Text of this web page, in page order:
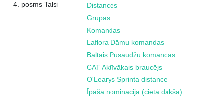
4. posms Talsi
Distances
Grupas
Komandas
Laflora Dāmu komandas
Baltais Pusaudžu komandas
CAT Aktīvākais braucējs
O'Learys Sprinta distance
Īpašā nominācija (cietā dakša)